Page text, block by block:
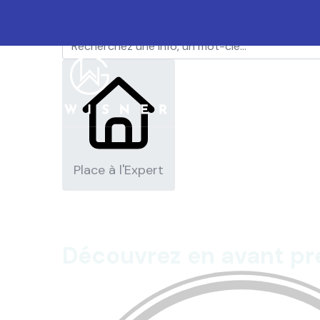
Place à l'Expert